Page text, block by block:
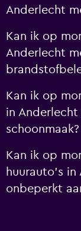
Anderlecht
Kan ik op
Anderlecht
Kan ik op
in
schoonmaak?
Kan ik op
huurauto's in
onbeperkt